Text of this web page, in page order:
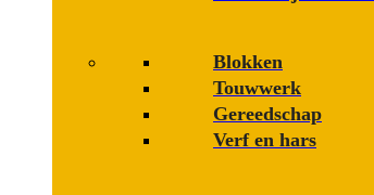
Blokken
Touwwerk
Gereedschap
Verf en hars